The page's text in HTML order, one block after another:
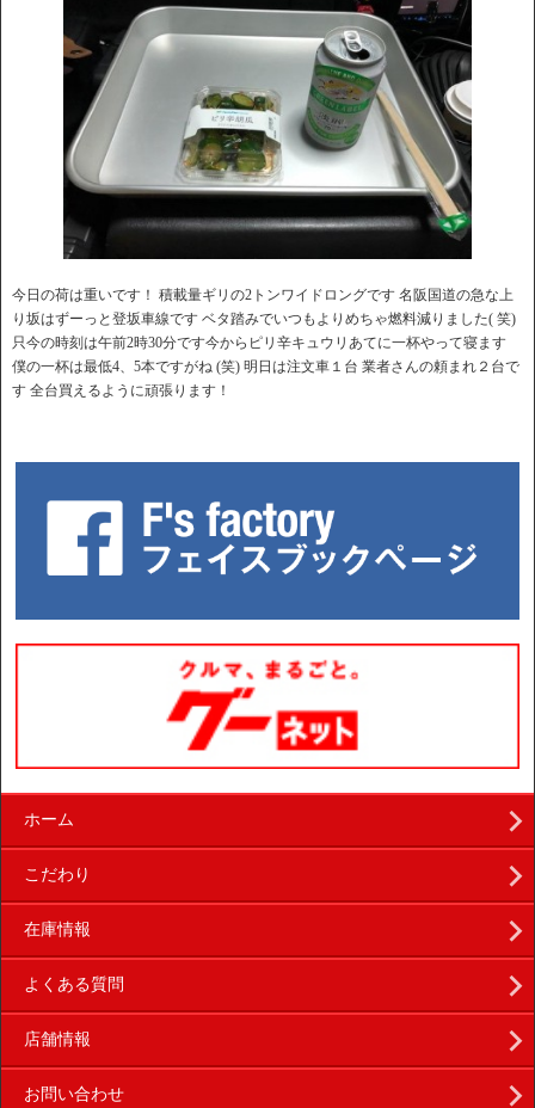
今日の荷は重いです！ 積載量ギリの2トンワイドロングです 名阪国道の急な上
り坂はずーっと登坂車線です ベタ踏みでいつもよりめちゃ燃料減りました( 笑)
只今の時刻は午前2時30分です今からピリ辛キュウリあてに一杯やって寝ます
僕の一杯は最低4、5本ですがね (笑) 明日は注文車１台 業者さんの頼まれ２台で
す 全台買えるように頑張ります！
ホーム
こだわり
在庫情報
よくある質問
店舗情報
お問い合わせ